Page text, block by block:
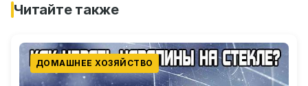
Читайте также
ДОМАШНЕЕ ХОЗЯЙСТВО